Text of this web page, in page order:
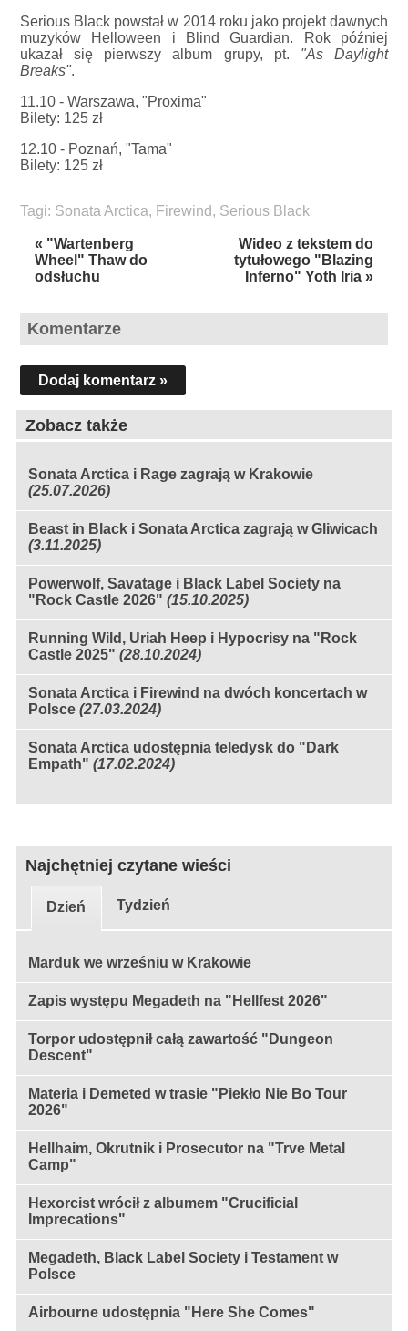
Serious Black powstał w 2014 roku jako projekt dawnych
muzyków Helloween i Blind Guardian. Rok później
ukazał się pierwszy album grupy, pt. "As Daylight
Breaks".
11.10 - Warszawa, "Proxima"
Bilety: 125 zł
12.10 - Poznań, "Tama"
Bilety: 125 zł
Tagi: Sonata Arctica, Firewind, Serious Black
« "Wartenberg
Wheel" Thaw do
odsłuchu
Wideo z tekstem do
tytułowego "Blazing
Inferno" Yoth Iria »
Komentarze
Dodaj komentarz »
Zobacz także
Sonata Arctica i Rage zagrają w Krakowie
(25.07.2026)
Beast in Black i Sonata Arctica zagrają w Gliwicach
(3.11.2025)
Powerwolf, Savatage i Black Label Society na
"Rock Castle 2026" (15.10.2025)
Running Wild, Uriah Heep i Hypocrisy na "Rock
Castle 2025" (28.10.2024)
Sonata Arctica i Firewind na dwóch koncertach w
Polsce (27.03.2024)
Sonata Arctica udostępnia teledysk do "Dark
Empath" (17.02.2024)
Najchętniej czytane wieści
Dzień Tydzień
Marduk we wrześniu w Krakowie
Zapis występu Megadeth na "Hellfest 2026"
Torpor udostępnił całą zawartość "Dungeon
Descent"
Materia i Demeted w trasie "Piekło Nie Bo Tour
2026"
Hellhaim, Okrutnik i Prosecutor na "Trve Metal
Camp"
Hexorcist wrócił z albumem "Crucificial
Imprecations"
Megadeth, Black Label Society i Testament w
Polsce
Airbourne udostępnia "Here She Comes"